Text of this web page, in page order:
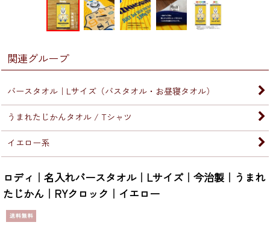
関連グループ
バースタオル｜Lサイズ（バスタオル・お昼寝タオル）
うまれたじかんタオル / Tシャツ
イエロー系
ロディ｜名入れバースタオル｜Lサイズ｜今治製｜うまれ
たじかん｜RYクロック｜イエロー